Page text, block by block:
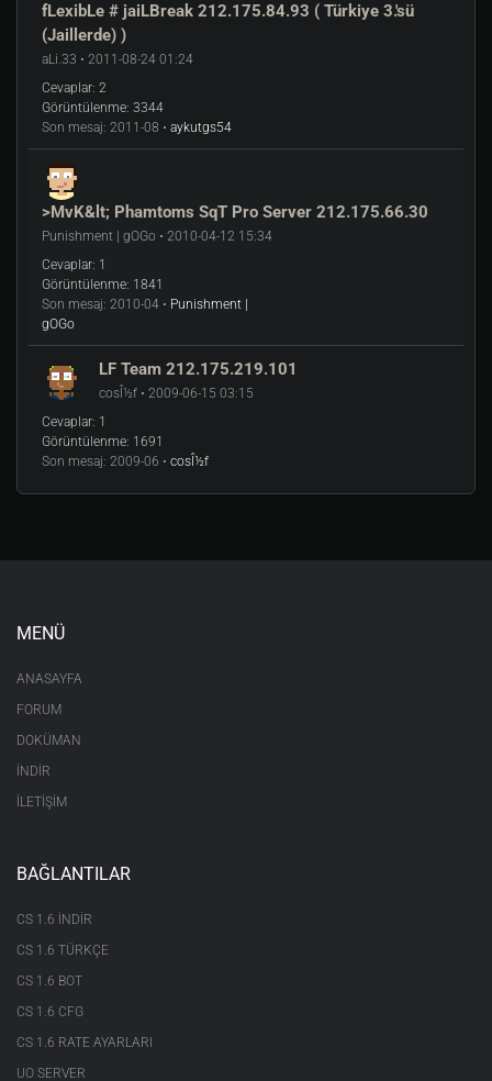
fLexibLe # jaiLBreak 212.175.84.93 ( Türkiye 3.'sü
(Jaillerde) )
aLi.33 • 2011-08-24 01:24
Cevaplar: 2
Görüntülenme: 3344
Son mesaj: 2011-08 • aykutgs54
>MvK&lt; Phamtoms SqT Pro Server 212.175.66.30
Punishment | gOGo • 2010-04-12 15:34
Cevaplar: 1
Görüntülenme: 1841
Son mesaj: 2010-04 • Punishment |
gOGo
LF Team 212.175.219.101
cosÎ½f • 2009-06-15 03:15
Cevaplar: 1
Görüntülenme: 1691
Son mesaj: 2009-06 • cosÎ½f
MENÜ
ANASAYFA
FORUM
DOKÜMAN
İNDİR
İLETİŞİM
BAĞLANTILAR
CS 1.6 INDIR
CS 1.6 TÜRKÇE
CS 1.6 BOT
CS 1.6 CFG
CS 1.6 RATE AYARLARI
UO SERVER